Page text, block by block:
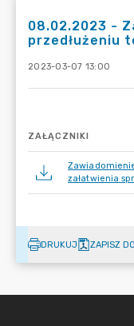
08.02.2023 -
przedłużeniu
2023-03-07 13:00
ZAŁĄCZNIKI
załatwienia
DRUKUJ ZAPISZ